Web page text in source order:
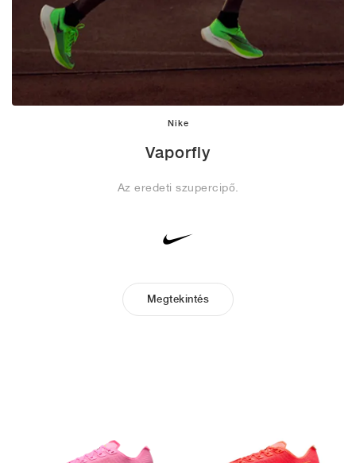
Nike
Vaporfly
Az eredeti szupercipő.
Megtekintés